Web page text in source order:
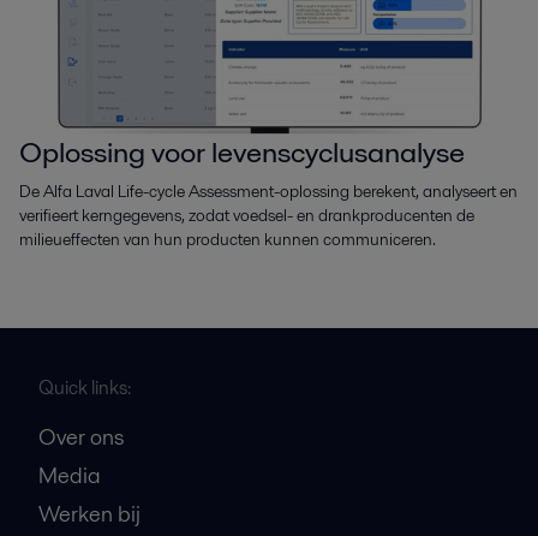
Oplossing voor levenscyclusanalyse
De Alfa Laval Life-cycle Assessment-oplossing berekent, analyseert en
verifieert kerngegevens, zodat voedsel- en drankproducenten de
milieueffecten van hun producten kunnen communiceren.
Quick links:
Over ons
Media
Werken bij